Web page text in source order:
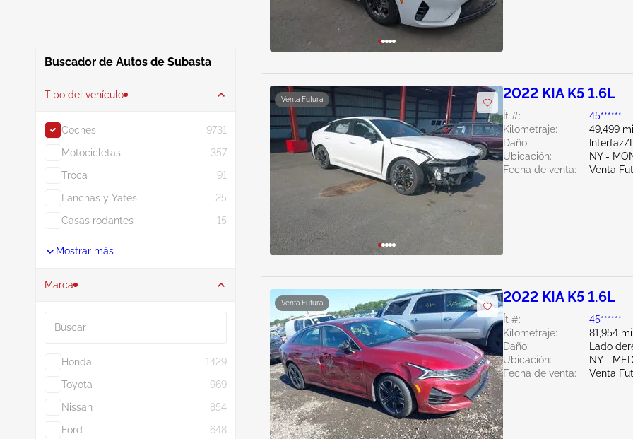
Buscador de Autos de Subasta
Tipo del vehículo
Coches
9731
Motocicletas
357
Troca
91
Lanchas y Yates
25
Casas rodantes
15
Mostrar más
Marca
Honda
1429
Toyota
969
Nissan
854
Ford
648
Venta Futura 2022 KIA K5 1.6L
Ít #:
45******
Kilometraje:
49,499
Daño:
Interfaz/
Ubicación:
NY -
Fecha de venta:
Venta
Venta Futura 2022 KIA K5 1.6L
Ít #:
45******
Kilometraje:
81,954
Daño:
Lado
Ubicación:
NY -
Fecha de venta:
Venta